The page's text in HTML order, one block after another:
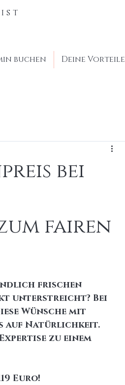
buchen Deine Vorteile
bei
fairen
frischen
unterstreicht? Bei
Wünsche mit
auf Natürlichkeit.
zu einem
Euro!